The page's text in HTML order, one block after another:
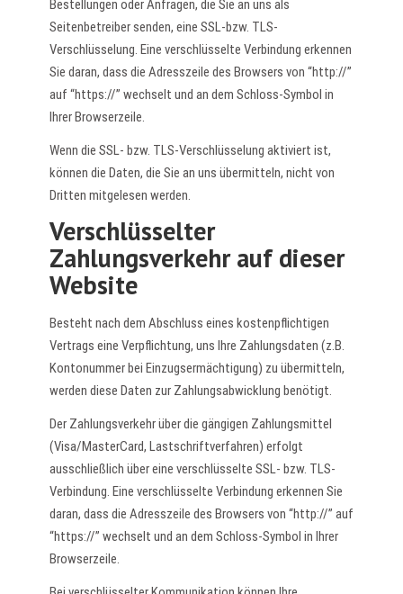
Bestellungen oder Anfragen, die Sie an uns als
Seitenbetreiber senden, eine SSL-bzw. TLS-
Verschlüsselung. Eine verschlüsselte Verbindung erkennen
Sie daran, dass die Adresszeile des Browsers von “http://”
auf “https://” wechselt und an dem Schloss-Symbol in
Ihrer Browserzeile.
Wenn die SSL- bzw. TLS-Verschlüsselung aktiviert ist,
können die Daten, die Sie an uns übermitteln, nicht von
Dritten mitgelesen werden.
Verschlüsselter
Zahlungsverkehr auf dieser
Website
Besteht nach dem Abschluss eines kostenpflichtigen
Vertrags eine Verpflichtung, uns Ihre Zahlungsdaten (z.B.
Kontonummer bei Einzugsermächtigung) zu übermitteln,
werden diese Daten zur Zahlungsabwicklung benötigt.
Der Zahlungsverkehr über die gängigen Zahlungsmittel
(Visa/MasterCard, Lastschriftverfahren) erfolgt
ausschließlich über eine verschlüsselte SSL- bzw. TLS-
Verbindung. Eine verschlüsselte Verbindung erkennen Sie
daran, dass die Adresszeile des Browsers von “http://” auf
“https://” wechselt und an dem Schloss-Symbol in Ihrer
Browserzeile.